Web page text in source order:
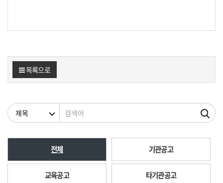
목록으로
검색조건 검색어
전체 기관공고
교육공고 타기관공고